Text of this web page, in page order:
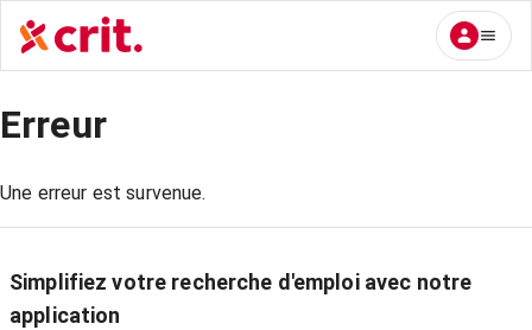
Erreur
Une erreur est survenue.
Simplifiez votre recherche d'emploi avec notre
application